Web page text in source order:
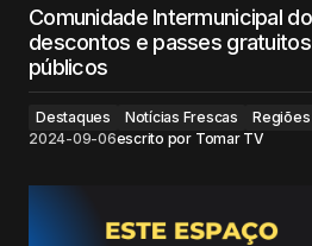
Comunidade Intermunicipal
descontos e passes
públicos
Destaques Notícias Frescas Regiões
2024-09-06escrito por Tomar TV